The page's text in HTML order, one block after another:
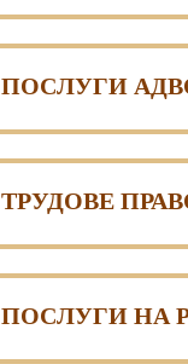
ПОСЛУГИ
ТРУДОВЕ
ПОСЛУГИ НА